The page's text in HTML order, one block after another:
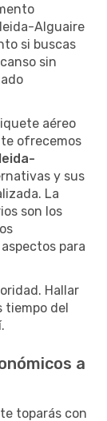
Alguaire
si buscas
sin
aéreo
te ofrecemos
y sus
La
son los
para
Hallar
tiempo del
a
toparás con